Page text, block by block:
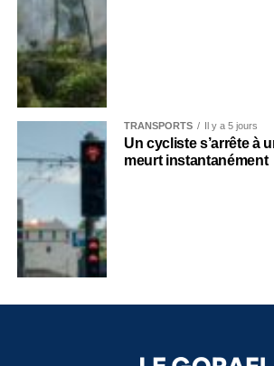
TRANSPORTS Il y a 5 jours
Un cycliste s’arrête à
meurt instantanément